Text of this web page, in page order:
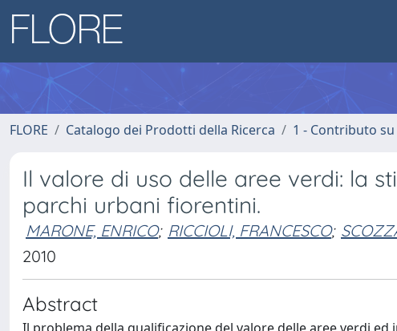
FLORE Catalogo dei Prodotti della Ricerca 1 - Contributo
Il valore di uso delle aree verdi: la
parchi urbani fiorentini.
MARONE, ENRICO; RICCIOLI, FRANCESCO;
2010
Abstract